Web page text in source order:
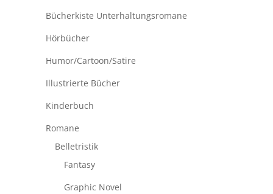
Bücherkiste Unterhaltungsromane
Hörbücher
Humor/Cartoon/Satire
Illustrierte Bücher
Kinderbuch
Romane
Belletristik
Fantasy
Graphic Novel